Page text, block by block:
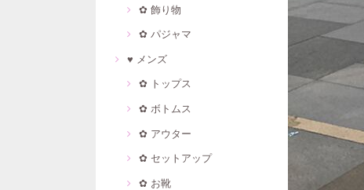
✿ 飾り物
✿ パジャマ
♥ メンズ
✿ トップス
✿ ボトムス
✿ アウター
✿ セットアップ
✿ お靴